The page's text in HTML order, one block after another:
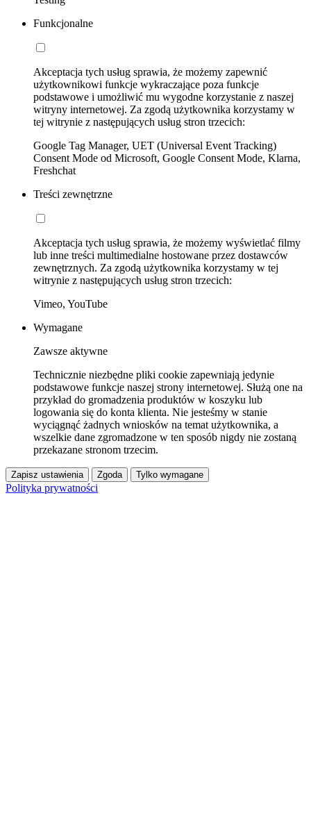
Funkcjonalne
Akceptacja tych usług sprawia, że możemy zapewnić
użytkownikowi funkcje wykraczające poza funkcje
podstawowe i umożliwić mu wygodne korzystanie z naszej
witryny internetowej. Za zgodą użytkownika korzystamy w
tej witrynie z następujących usług stron trzecich:
Google Tag Manager, UET (Universal Event Tracking)
Consent Mode od Microsoft, Google Consent Mode, Klarna,
Freshchat
Treści zewnętrzne
Akceptacja tych usług sprawia, że możemy wyświetlać filmy
lub inne treści multimedialne hostowane przez dostawców
zewnętrznych. Za zgodą użytkownika korzystamy w tej
witrynie z następujących usług stron trzecich:
Vimeo, YouTube
Wymagane
Zawsze aktywne
Technicznie niezbędne pliki cookie zapewniają jedynie
podstawowe funkcje naszej strony internetowej. Służą one na
przykład do gromadzenia produktów w koszyku lub
logowania się do konta klienta. Nie jesteśmy w stanie
wyciągnąć żadnych wniosków na temat użytkownika, a
wszelkie dane zgromadzone w ten sposób nigdy nie zostaną
przekazane stronom trzecim.
Zapisz ustawienia Zgoda Tylko wymagane
Polityka prywatności